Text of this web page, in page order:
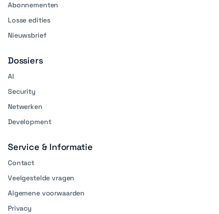
Abonnementen
Losse edities
Nieuwsbrief
Dossiers
AI
Security
Netwerken
Development
Service & Informatie
Contact
Veelgestelde vragen
Algemene voorwaarden
Privacy